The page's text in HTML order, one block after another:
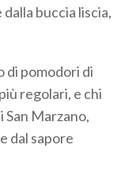
buccia liscia,
di pomodori di
regolari, e chi
San Marzano,
dal sapore